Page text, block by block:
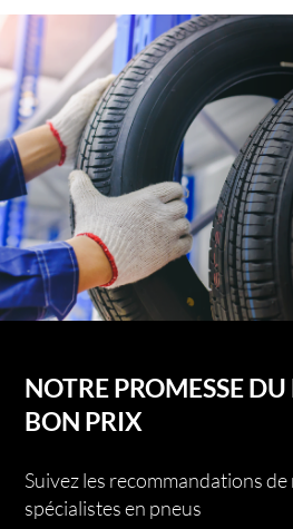
NOTRE PROMESSE
BON PRIX
Suivez les recommandations
spécialistes en pneus